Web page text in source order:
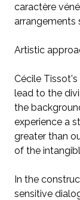
caractère
arrangements
Artistic
Cécile
lead to the
the
experience a
greater than
of the
In the
sensitive